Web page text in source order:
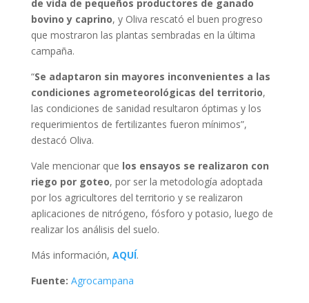
de vida de pequeños productores de ganado
bovino y caprino, y Oliva rescató el buen progreso
que mostraron las plantas sembradas en la última
campaña.
“Se adaptaron sin mayores inconvenientes a las
condiciones agrometeorológicas del territorio,
las condiciones de sanidad resultaron óptimas y los
requerimientos de fertilizantes fueron mínimos”,
destacó Oliva.
Vale mencionar que los ensayos se realizaron con
riego por goteo, por ser la metodología adoptada
por los agricultores del territorio y se realizaron
aplicaciones de nitrógeno, fósforo y potasio, luego de
realizar los análisis del suelo.
Más información, AQUÍ.
Fuente: Agrocampana